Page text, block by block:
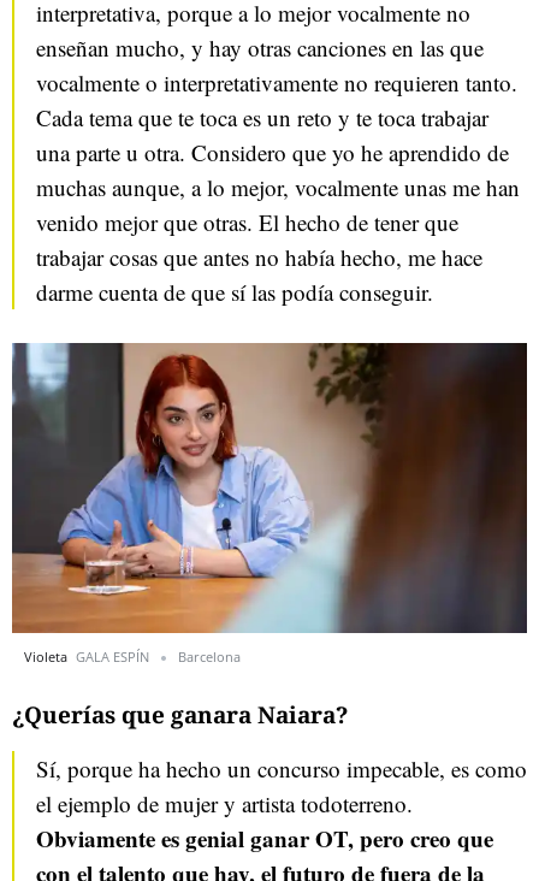
interpretativa, porque a lo mejor vocalmente no
enseñan mucho, y hay otras canciones en las que
vocalmente o interpretativamente no requieren tanto.
Cada tema que te toca es un reto y te toca trabajar
una parte u otra. Considero que yo he aprendido de
muchas aunque, a lo mejor, vocalmente unas me han
venido mejor que otras. El hecho de tener que
trabajar cosas que antes no había hecho, me hace
darme cuenta de que sí las podía conseguir.
Violeta GALA ESPÍN Barcelona
¿Querías que ganara Naiara?
Sí, porque ha hecho un concurso impecable, es como
el ejemplo de mujer y artista todoterreno.
Obviamente es genial ganar OT, pero creo que
con el talento que hay, el futuro de fuera de la